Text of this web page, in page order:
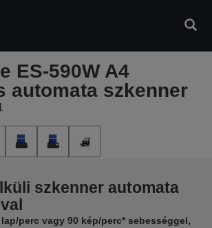
ES-590W A4
automata szkenner
szkenner automata
perc vagy 90 kép/perc* sebességgel,